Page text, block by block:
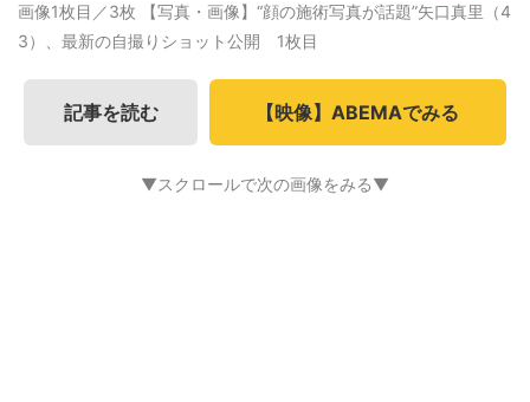
画像1枚目／3枚 【写真・画像】“顔の施術写真が話題”矢口真里（4
3）、最新の自撮りショット公開 1枚目
記事を読む 【映像】ABEMAでみる
▼スクロールで次の画像をみる▼